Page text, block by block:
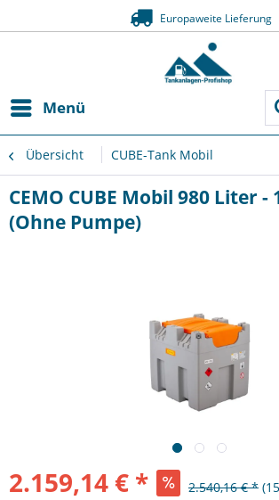
Europaweite Lieferung
Menü
Übersicht CUBE-Tank Mobil
CEMO CUBE Mobil 980 Liter -
(Ohne Pumpe)
2.159,14 € * 2.540,16 € *